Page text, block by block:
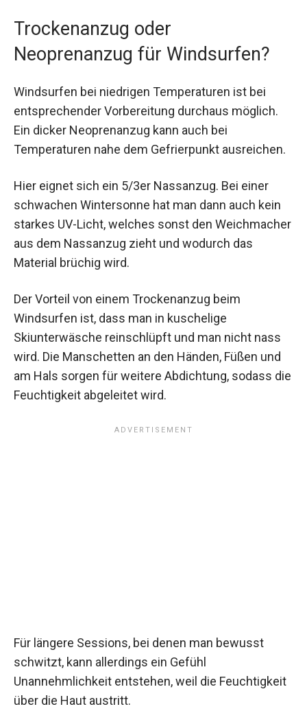
Trockenanzug oder
Neoprenanzug für Windsurfen?
Windsurfen bei niedrigen Temperaturen ist bei
entsprechender Vorbereitung durchaus möglich.
Ein dicker Neoprenanzug kann auch bei
Temperaturen nahe dem Gefrierpunkt ausreichen.
Hier eignet sich ein 5/3er Nassanzug. Bei einer
schwachen Wintersonne hat man dann auch kein
starkes UV-Licht, welches sonst den Weichmacher
aus dem Nassanzug zieht und wodurch das
Material brüchig wird.
Der Vorteil von einem Trockenanzug beim
Windsurfen ist, dass man in kuschelige
Skiunterwäsche reinschlüpft und man nicht nass
wird. Die Manschetten an den Händen, Füßen und
am Hals sorgen für weitere Abdichtung, sodass die
Feuchtigkeit abgeleitet wird.
Für längere Sessions, bei denen man bewusst
schwitzt, kann allerdings ein Gefühl
Unannehmlichkeit entstehen, weil die Feuchtigkeit
über die Haut austritt.